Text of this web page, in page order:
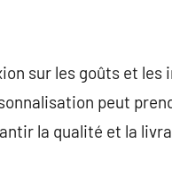
sur les goûts et les
peut
la qualité et la